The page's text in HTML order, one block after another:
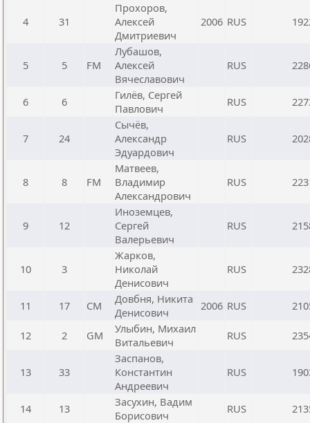
4 31
Прохоров,
Алексей
Дмитриевич
2006 RUS
5 5 FM
Лубашов,
Алексей
Вячеславович
RUS
6 6
Гилёв, Сергей
Павлович
RUS
7 24
Сычёв,
Александр
Эдуардович
RUS
8 8 FM
Матвеев,
Владимир
Александрович
RUS
9 12
Иноземцев,
Сергей
Валерьевич
RUS
10 3
Жарков,
Николай
Денисович
RUS
11 17 CM
Довбня, Никита
Денисович
2006 RUS
12 2 GM
Улыбин, Михаил
Витальевич
RUS
13 33
Заспанов,
Константин
Андреевич
RUS
14 13
Засухин, Вадим
Борисович
RUS